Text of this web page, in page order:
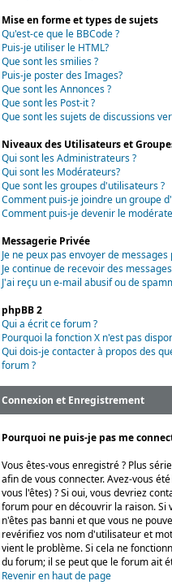
Mise en forme et types de sujets
Qu'est-ce que le BBCode ?
Puis-je utiliser le HTML?
Que sont les smilies ?
Puis-je poster des Images?
Que sont les Annonces ?
Que sont les Post-it ?
Que sont les sujets de discussions
Niveaux des Utilisateurs et
Qui sont les Administrateurs ?
Qui sont les Modérateurs?
Que sont les groupes d'utilisateurs ?
Comment puis-je joindre un groupe
Comment puis-je devenir le
Messagerie Privée
Je ne peux pas envoyer de messages
Je continue de recevoir des
J'ai reçu un e-mail abusif ou de
phpBB 2
Qui a écrit ce forum ?
Pourquoi la fonction X n'est pas
Qui dois-je contacter à propos des
forum ?
Connexion et Enregistrement
Pourquoi ne puis-je pas me
Vous êtes-vous enregistré ? Plus
afin de vous connecter. Avez-vous
vous l'êtes) ? Si oui, vous devriez
forum pour en découvrir la raison. Si
n'êtes pas banni et que vous ne
revérifiez vos nom d'utilisateur et
vient le problème. Si cela ne
du forum; il se peut que le forum ait
Revenir en haut de page